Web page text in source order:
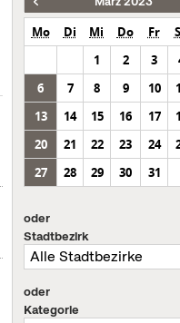
Mo Di Mi Do Fr
1
2 3
6
7 8 9 10
13
14 15 16 17
20
21 22 23 24
27
28 29 30 31
oder
Stadtbezirk
oder
Kategorie